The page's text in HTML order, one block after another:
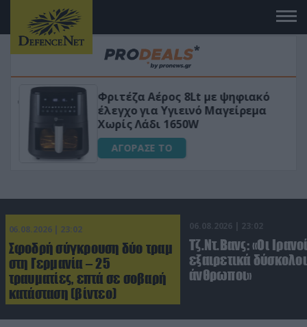
Φριτέζα Αέρος 8Lt με ψηφιακό
έλεγχο για Υγιεινό Μαγείρεμα
Χωρίς Λάδι 1650W
ΑΓΟΡΑΣΕ ΤΟ
06.08.2026 | 23:02
Σφοδρή σύγκρουση δύο τραμ
στη Γερμανία – 25
τραυματίες, επτά σε σοβαρή
κατάσταση (βίντεο)
06.08.2026 | 23:02
Τζ.Ντ.Βανς: «Οι
εξαιρετικά δύσκολοι
άνθρωποι»